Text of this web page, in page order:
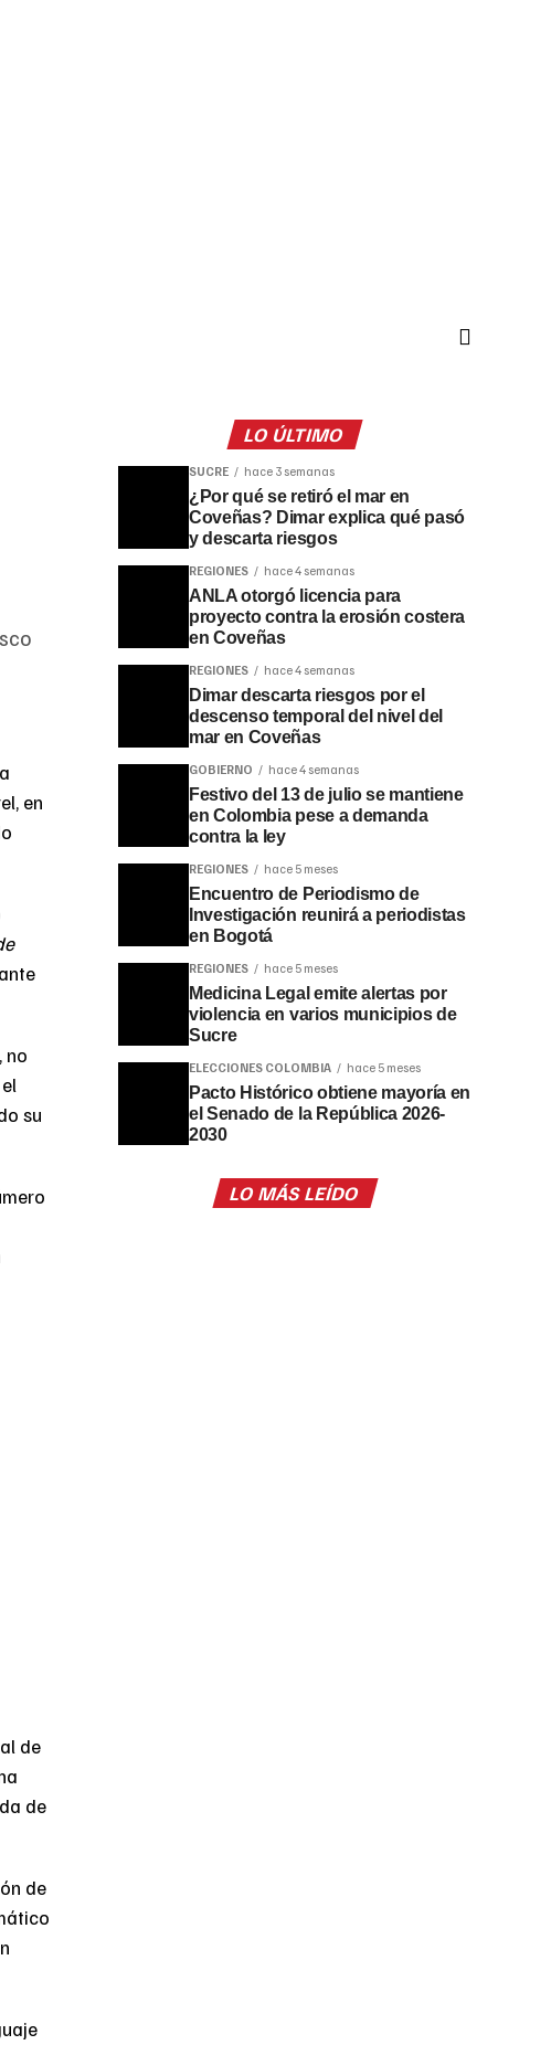
en
no
su
de
de
de
LO ÚLTIMO
SUCRE hace 3 semanas
¿Por qué se retiró el mar en
Coveñas? Dimar explica qué pasó
y descarta riesgos
REGIONES hace 4 semanas
ANLA otorgó licencia para
proyecto contra la erosión costera
en Coveñas
REGIONES hace 4 semanas
Dimar descarta riesgos por el
descenso temporal del nivel del
mar en Coveñas
GOBIERNO hace 4 semanas
Festivo del 13 de julio se mantiene
en Colombia pese a demanda
contra la ley
REGIONES hace 5 meses
Encuentro de Periodismo de
Investigación reunirá a periodistas
en Bogotá
REGIONES hace 5 meses
Medicina Legal emite alertas por
violencia en varios municipios de
Sucre
ELECCIONES COLOMBIA hace 5 meses
Pacto Histórico obtiene mayoría en
el Senado de la República 2026-
2030
LO MÁS LEÍDO